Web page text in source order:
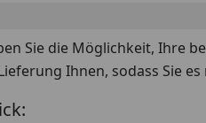
Sie die Möglichkeit, Ihre
Ihnen, sodass Sie